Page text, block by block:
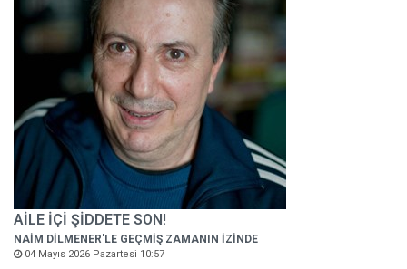
AİLE İÇİ ŞİDDETE SON!
NAİM DİLMENER'LE GEÇMİŞ ZAMANIN İZİNDE
04 Mayıs 2026 Pazartesi 10:57